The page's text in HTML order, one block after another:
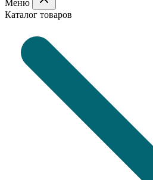
Меню
Каталог товаров